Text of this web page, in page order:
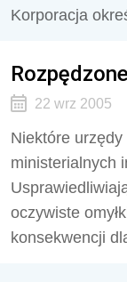
Korporacja
22 wrz 2005
Niektóre
ministerialnych
oczywiste
konsekwencji